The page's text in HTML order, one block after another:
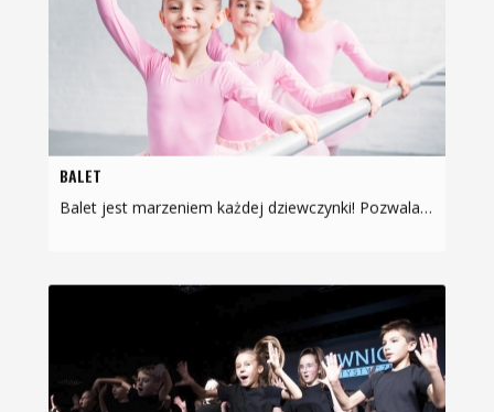
BALET
Balet jest marzeniem każdej dziewczynki! Pozwala nabyć nawyk trzymania prawidłowej postawy ciała, rozwinąć ogólną koordynację ruchową oraz ukształtować wyczucie rytmu. Jeżeli chcesz…